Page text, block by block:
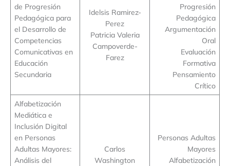
de Progresión
Pedagógica para
el Desarrollo de
Competencias
Comunicativas en
Educación
Secundaria
Idelsis Ramirez-
Perez
Patricia Valeria
Campoverde-
Farez
Progresión
Pedagógica
Argumentación
Oral
Evaluación
Formativa
Pensamiento
Crítico
Alfabetización
Mediática e
Inclusión Digital
en Personas
Adultas Mayores:
Análisis del
Carlos
Washington
Personas Adultas
Mayores
Alfabetización